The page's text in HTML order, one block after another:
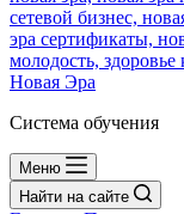
Новая Эра
Система обучения
Меню
Найти на сайте